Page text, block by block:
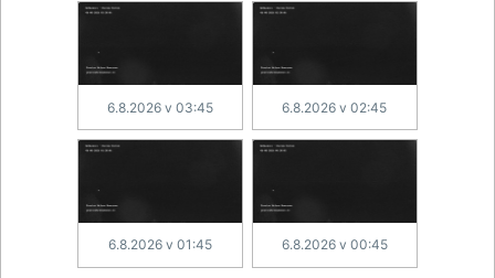
6.8.2026 v 03:45 6.8.2026 v 02:45
6.8.2026 v 01:45 6.8.2026 v 00:45